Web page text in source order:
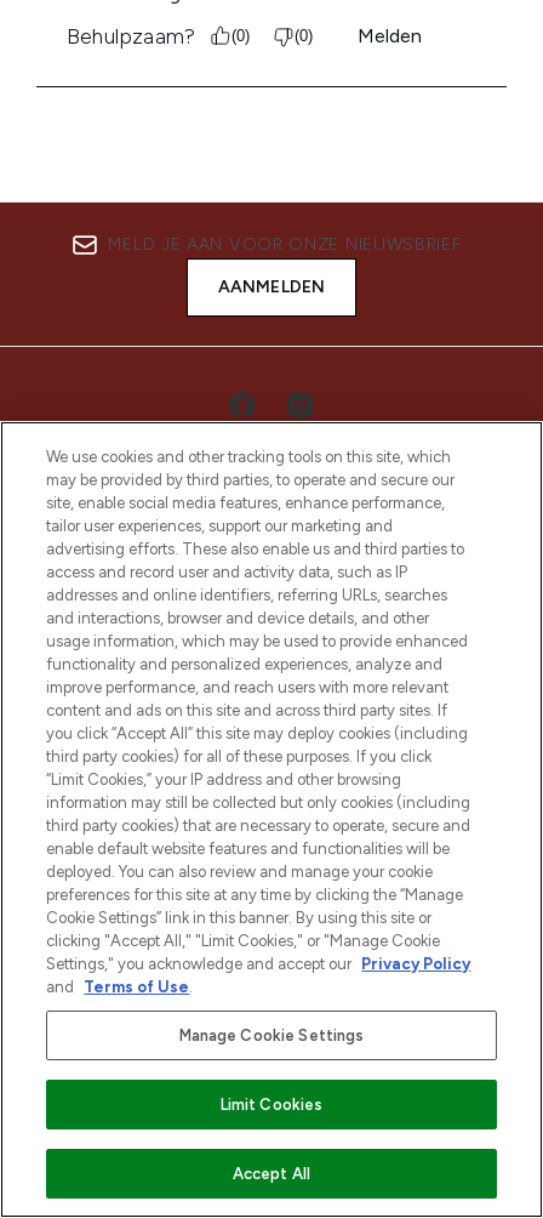
VOEG TOE AAN WINKELMANDJE
MELD JE AAN VOOR ONZE NIEUWSBRIEF
AANMELDEN
LOOKFANTASTIC is de ultieme online
beautybestemming van Europa, met de
beste huidverzorging, haarproducten en
make-up van meer dan 200 topmerken.
Shop online of via de app, met gratis
verzending vanaf €40.
Cookie-toestemming
Do Not Sell or Share My Personal
Information
HELP & INFORMATIE
BEDRIJFSINFORMATIE
Betaal veilig met
We use cookies and other tracking tools on this site, which
may be provided by third parties, to operate and secure our
site, enable social media features, enhance performance,
tailor user experiences, support our marketing and
advertising efforts. These also enable us and third parties to
access and record user and activity data, such as IP
addresses and online identifiers, referring URLs, searches
and interactions, browser and device details, and other
usage information, which may be used to provide enhanced
functionality and personalized experiences, analyze and
improve performance, and reach users with more relevant
content and ads on this site and across third party sites. If
you click “Accept All” this site may deploy cookies (including
third party cookies) for all of these purposes. If you click
“Limit Cookies,” your IP address and other browsing
information may still be collected but only cookies (including
third party cookies) that are necessary to operate, secure and
enable default website features and functionalities will be
deployed. You can also review and manage your cookie
preferences for this site at any time by clicking the “Manage
Cookie Settings” link in this banner. By using this site or
clicking "Accept All," "Limit Cookies," or "Manage Cookie
Settings," you acknowledge and accept our Privacy Policy
and
Terms of Use.
Manage Cookie Settings
Limit Cookies
Accept All